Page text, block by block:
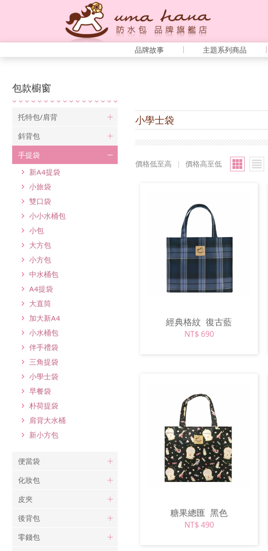
品牌故事 主題系列商品
包款櫥窗
托特包/肩背
斜背包
手提袋
新A4提袋
小旅袋
雙口袋
小小水桶包
小包
大方包
小方包
中水桶包
A4提袋
大直筒
加大新A4
小水桶包
伴手禮袋
三角提袋
小學士袋
早餐袋
朴荷提袋
肩背大水桶
新小方包
便當袋
化妝包
皮夾
後背包
零錢包
小學士袋
價格低至高 | 價格高至低
經典格紋復古藍
NT$ 690
糖果總匯黑色
NT$ 490